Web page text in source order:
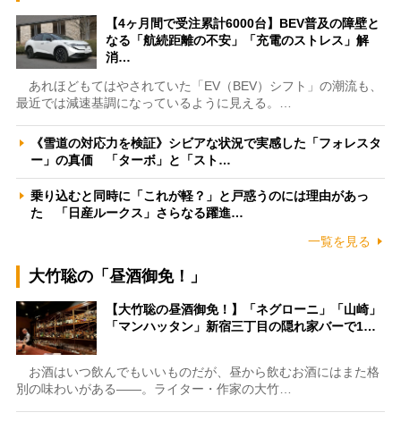
【4ヶ月間で受注累計6000台】BEV普及の障壁と
なる「航続距離の不安」「充電のストレス」解
消…
あれほどもてはやされていた「EV（BEV）シフト」の潮流も、
最近では減速基調になっているように見える。…
《雪道の対応力を検証》シビアな状況で実感した「フォレスタ
ー」の真価 「ターボ」と「スト…
乗り込むと同時に「これが軽？」と戸惑うのには理由があっ
た 「日産ルークス」さらなる躍進…
一覧を見る
大竹聡の「昼酒御免！」
【大竹聡の昼酒御免！】「ネグローニ」「山崎」
「マンハッタン」新宿三丁目の隠れ家バーで1…
お酒はいつ飲んでもいいものだが、昼から飲むお酒にはまた格
別の味わいがある――。ライター・作家の大竹…